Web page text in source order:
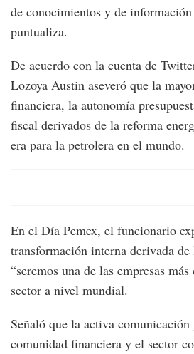
de conocimientos y de
puntualiza.
De acuerdo con la cuenta de
Lozoya Austin aseveró que la
financiera, la autonomía
fiscal derivados de la reforma
era para la petrolera en el mundo.
En el Día Pemex, el funcionario
transformación interna derivada
“seremos una de las empresas
sector a nivel mundial.
Señaló que la activa
comunidad financiera y el sector